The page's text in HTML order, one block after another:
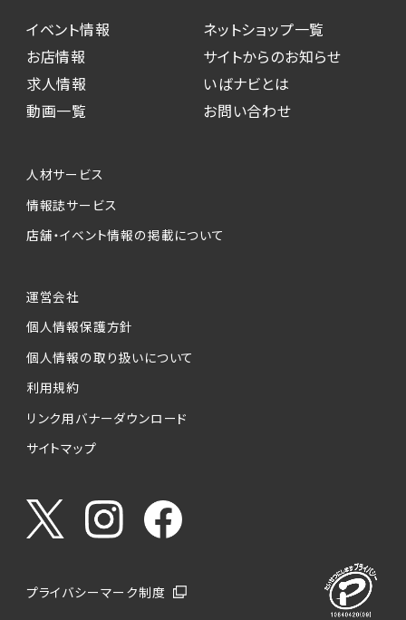
イベント情報
お店情報
求人情報
動画一覧
ネットショップ一覧
サイトからのお知らせ
いばナビとは
お問い合わせ
人材サービス
情報誌サービス
店舗・イベント情報の掲載について
運営会社
個人情報保護方針
個人情報の取り扱いについて
利用規約
リンク用バナーダウンロード
サイトマップ
プライバシーマーク制度